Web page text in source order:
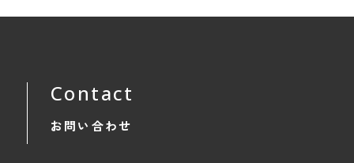
Contact
お問い合わせ